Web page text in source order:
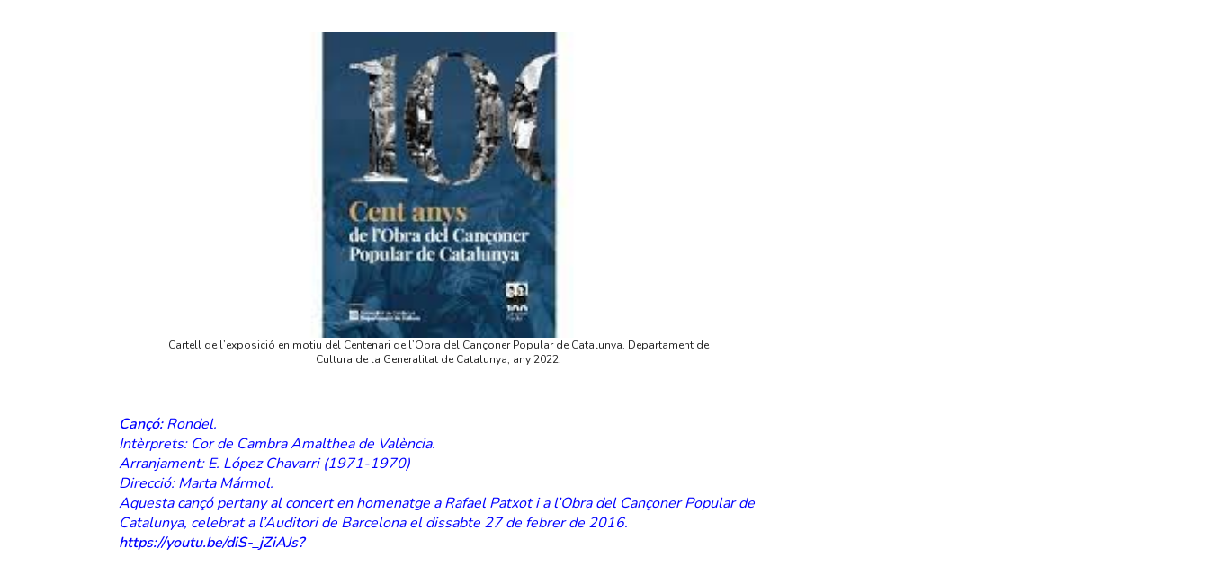
Cartell de l’exposició en motiu del Centenari de l’Obra del Cançoner Popular de Catalunya. Departament de
Cultura de la Generalitat de Catalunya, any 2022.
Cançó:Rondel.
Intèrprets: Cor de Cambra Amalthea de València.
Arranjament: E. López Chavarri (1971-1970)
Direcció: Marta Mármol.
Aquesta cançó pertany al concert en homenatge a Rafael Patxot i a l’Obra del Cançoner Popular de
Catalunya, celebrat a l’Auditori de Barcelona el dissabte 27 de febrer de 2016.
https://youtu.be/diS-_jZiAJs?